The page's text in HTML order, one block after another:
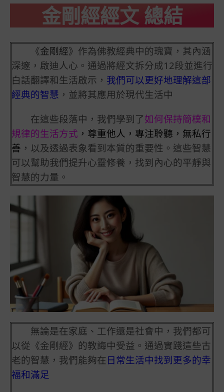
金剛經經文 總結
《金剛經》作為佛教經典中的瑰寶，其內涵
深邃，啟迪人心。通過將經文拆分成12段並進行
白話翻譯和生活啟示， 我們可以更好地理解這部
經典的智慧 ，並將其應用於現代生活中
在這些段落中，我們學到了如何保持簡樸和
規律的生活方式 ，尊重他人，專注聆聽，無私行
善 ，以及透過表象看到本質的重要性。這些智慧
可以幫助我們提升心靈修養，找到內心的平靜與
智慧的力量。
無論是在家庭、工作還是社會中，我們都可
以從《金剛經》的教誨中受益。通過實踐這些古
老的智慧，我們能夠在日常生活中找到更多的幸
福和滿足